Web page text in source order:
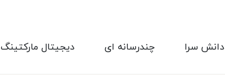
دیجیتال مارکتینگ چندرسانه ای دانش سرا